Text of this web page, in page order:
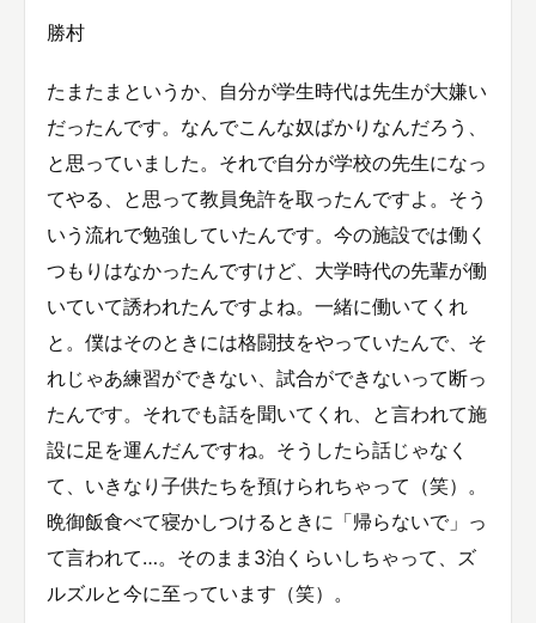
勝村
たまたまというか、自分が学生時代は先生が大嫌い
だったんです。なんでこんな奴ばかりなんだろう、
と思っていました。それで自分が学校の先生になっ
てやる、と思って教員免許を取ったんですよ。そう
いう流れで勉強していたんです。今の施設では働く
つもりはなかったんですけど、大学時代の先輩が働
いていて誘われたんですよね。一緒に働いてくれ
と。僕はそのときには格闘技をやっていたんで、そ
れじゃあ練習ができない、試合ができないって断っ
たんです。それでも話を聞いてくれ、と言われて施
設に足を運んだんですね。そうしたら話じゃなく
て、いきなり子供たちを預けられちゃって（笑）。
晩御飯食べて寝かしつけるときに「帰らないで」っ
て言われて…。そのまま3泊くらいしちゃって、ズ
ルズルと今に至っています（笑）。